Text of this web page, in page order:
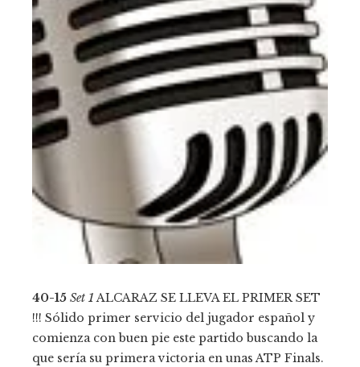
40-15 Set 1ALCARAZ SE LLEVA EL PRIMER SET
!!! Sólido primer servicio del jugador español y
comienza con buen pie este partido buscando la
que sería su primera victoria en unas ATP Finals.